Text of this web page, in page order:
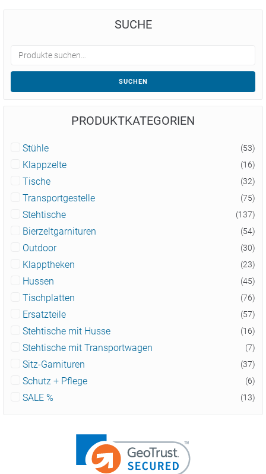
SUCHE
SUCHEN
PRODUKTKATEGORIEN
Stühle (53)
Klappzelte (16)
Tische (32)
Transportgestelle (75)
Stehtische (137)
Bierzeltgarnituren (54)
Outdoor (30)
Klapptheken (23)
Hussen (45)
Tischplatten (76)
Ersatzteile (57)
Stehtische mit Husse (16)
Stehtische mit Transportwagen (7)
Sitz-Garnituren (37)
Schutz + Pflege (6)
SALE % (13)